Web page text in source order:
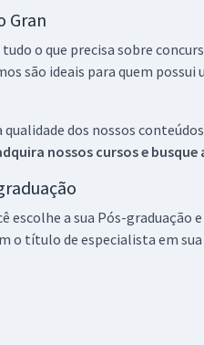
Gran
o que precisa sobre
são ideais para quem
dos nossos
nossos cursos e
escolhe a sua Pós-
o título de especialista em sua